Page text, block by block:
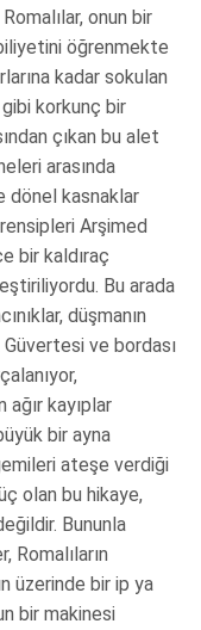
onun bir
öğrenmekte
kadar sokulan
korkunç bir
çıkan bu alet
arasında
dönel kasnaklar
Arşimed
bir kaldıraç
Bu arada
düşmanın
Güvertesi ve bordası
kayıplar
bir ayna
ateşe verdiği
olan bu hikaye,
Bununla
üzerinde bir ip ya
bir makinesi